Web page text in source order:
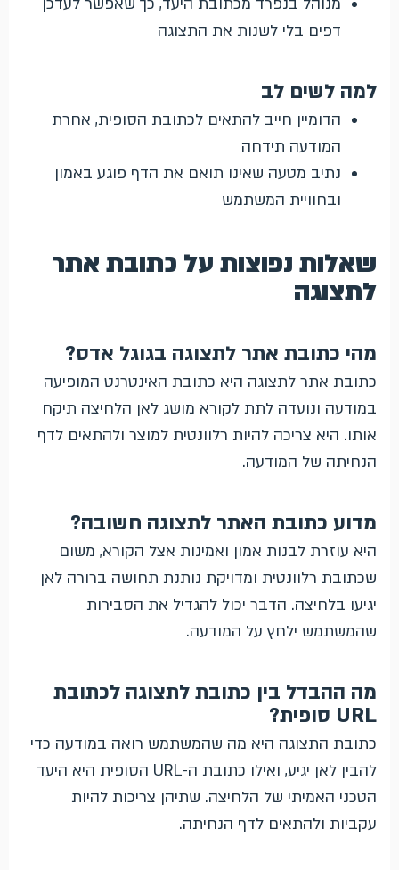
דפים בלי לשנות את התצוגה
למה לשים לב
הדומיין חייב להתאים לכתובת הסופית, אחרת
המודעה תידחה
נתיב מטעה שאינו תואם את הדף פוגע באמון
ובחוויית המשתמש
שאלות נפוצות על כתובת אתר
לתצוגה
מהי כתובת אתר לתצוגה בגוגל אדס?
כתובת אתר לתצוגה היא כתובת האינטרנט המופיעה
במודעה ונועדה לתת לקורא מושג לאן הלחיצה תיקח
אותו. היא צריכה להיות רלוונטית למוצר ולהתאים לדף
הנחיתה של המודעה.
מדוע כתובת האתר לתצוגה חשובה?
היא עוזרת לבנות אמון ואמינות אצל הקורא, משום
שכתובת רלוונטית ומדויקת נותנת תחושה ברורה לאן
יגיעו בלחיצה. הדבר יכול להגדיל את הסבירות
שהמשתמש ילחץ על המודעה.
מה ההבדל בין כתובת לתצוגה לכתובת
URL סופית?
כתובת התצוגה היא מה שהמשתמש רואה במודעה כדי
להבין לאן יגיע, ואילו כתובת ה-URL הסופית היא היעד
הטכני האמיתי של הלחיצה. שתיהן צריכות להיות
עקביות ולהתאים לדף הנחיתה.